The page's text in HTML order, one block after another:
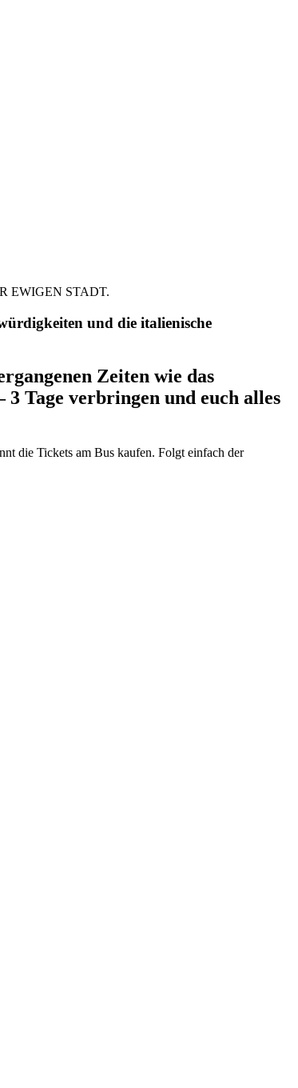
EWIGEN STADT.
und die italienische
Zeiten wie das
Tage verbringen und euch alles
die Tickets am Bus kaufen. Folgt einfach der